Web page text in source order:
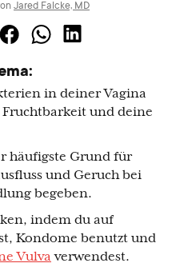
Jared Falcke, MD
in deiner Vagina
und deine
häufigste Grund für
und Geruch bei
begeben.
indem du auf
Kondome benutzt und
Vulva verwendest.